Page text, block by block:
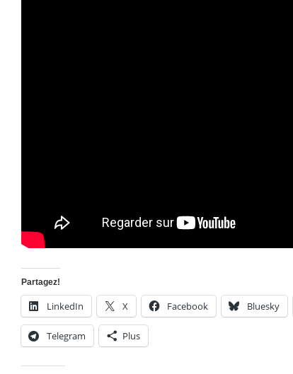
Partagez!
LinkedIn X Facebook Bluesky
Telegram Plus